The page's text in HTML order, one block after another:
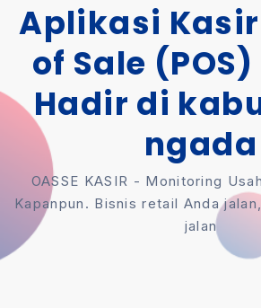
Aplikasi
of Sale (POS)
Hadir di
ngada
OASSE KASIR - Monitoring
Kapanpun. Bisnis retail Anda
jalan